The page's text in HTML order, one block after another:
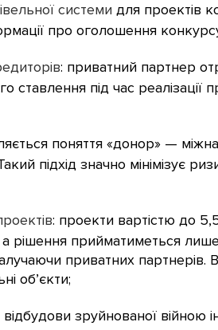
системи для проектів
про оголошення
: приватний партнер
ставлення під час
поняття «донор» —
підхід значно мінімізує
: проекти вартістю до
рішення прийматиметься
приватних партнерів.
об’єкти;
відбудови зруйнованої війною